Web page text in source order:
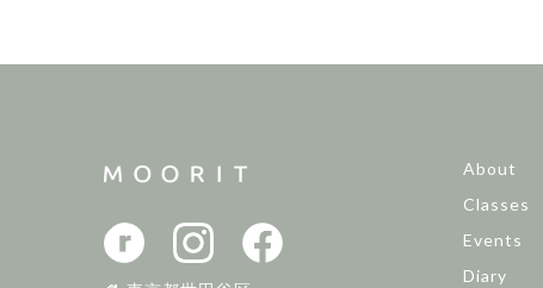
About
Classes
Events
Diary